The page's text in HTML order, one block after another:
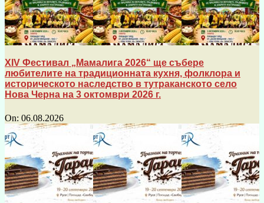
XIV Фестивал „Мамалига 2026“ ще събере
любителите на традиционната кухня, фолклора и
историческото наследство в тутраканското село
Нова Черна на 3 октомври 2026 г.
On: 06.08.2026